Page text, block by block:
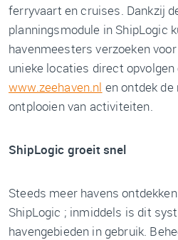
ferryvaart en cruises. Dankzij
planningsmodule in ShipLogic
havenmeesters verzoeken
unieke locaties direct opvolgen
www.zeehaven.nl en ontdek
ontplooien van activiteiten.
ShipLogic groeit snel
Steeds meer havens
ShipLogic ; inmiddels is dit
havengebieden in gebruik.